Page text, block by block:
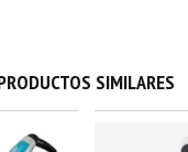
SIMILARES